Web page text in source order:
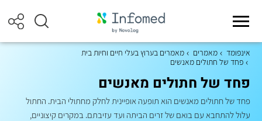
אינפומד מאמרים
מאמרים בערוץ בעלי חיים וחיות בית
פחד של חתולים מאנשים
פחד של חתולים מאנשים
פחד של חתולים מאנשים הוא תופעה אופיינית לחלק מחתולי הבית. החתול
עלול להתחבא עם בואם של זרים הביתה ועד עזיבתם. במקרים קיצוניים,